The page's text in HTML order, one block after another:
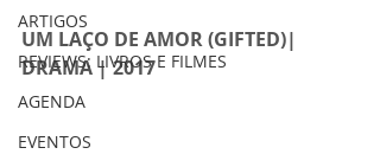
ARTIGOS
REVIEWS: LIVROS E FILMES
AGENDA
EVENTOS
UM LAÇO DE AMOR (GIFTED)|
DRAMA | 2017